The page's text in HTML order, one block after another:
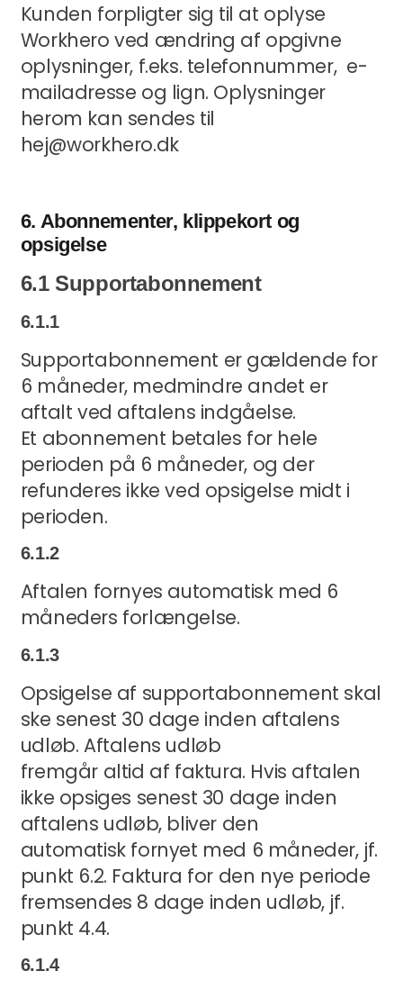
Kunden forpligter sig til at oplyse
Workhero ved ændring af opgivne
oplysninger, f.eks. telefonnummer, e-
mailadresse og lign. Oplysninger
herom kan sendes til
hej@workhero.dk
6. Abonnementer, klippekort og
opsigelse
6.1 Supportabonnement
6.1.1
Supportabonnement er gældende for
6 måneder, medmindre andet er
aftalt ved aftalens indgåelse.
Et abonnement betales for hele
perioden på 6 måneder, og der
refunderes ikke ved opsigelse midt i
perioden.
6.1.2
Aftalen fornyes automatisk med 6
måneders forlængelse.
6.1.3
Opsigelse af supportabonnement skal
ske senest 30 dage inden aftalens
udløb. Aftalens udløb
fremgår altid af faktura. Hvis aftalen
ikke opsiges senest 30 dage inden
aftalens udløb, bliver den
automatisk fornyet med 6 måneder, jf.
punkt 6.2. Faktura for den nye periode
fremsendes 8 dage inden udløb, jf.
punkt 4.4.
6.1.4